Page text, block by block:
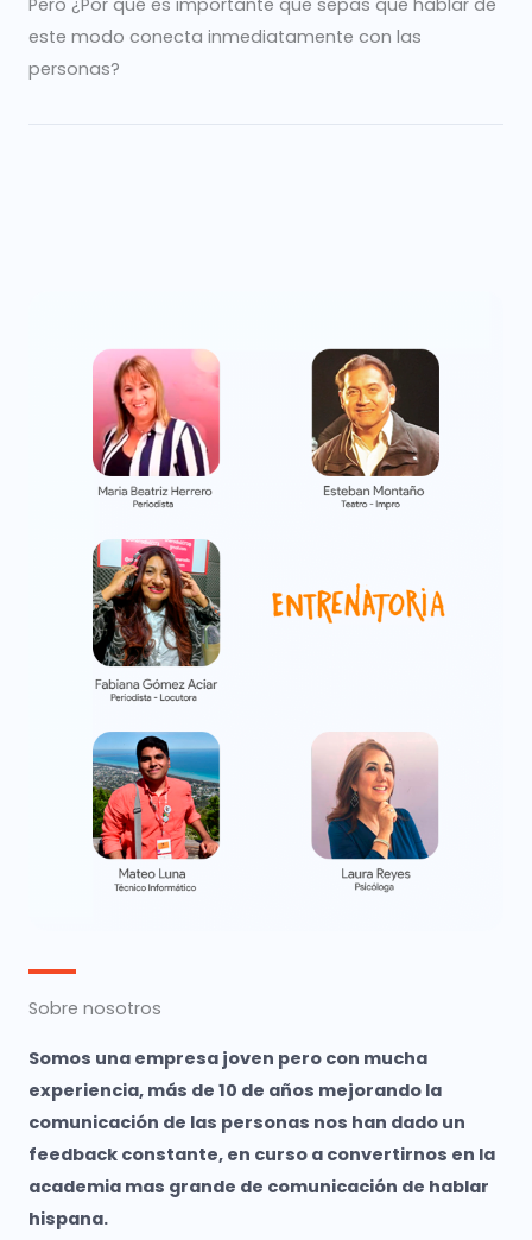
Pero ¿Por qué es importante que sepas que hablar de
este modo conecta inmediatamente con las
personas?
Sobre nosotros
Somos una empresa joven pero con mucha
experiencia, más de 10 de años mejorando la
comunicación de las personas nos han dado un
feedback constante, en curso a convertirnos en la
academia mas grande de comunicación de hablar
hispana.